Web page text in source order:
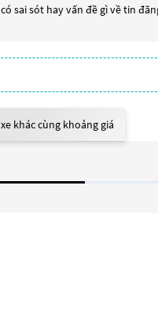
sai sót hay vấn đề gì về tin
khác cùng khoảng giá